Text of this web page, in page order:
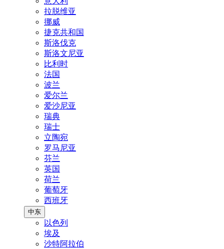
拉脱维亚
挪威
捷克共和国
斯洛伐克
斯洛文尼亚
比利时
法国
波兰
爱尔兰
爱沙尼亚
瑞典
瑞士
立陶宛
罗马尼亚
芬兰
英国
荷兰
葡萄牙
西班牙
中东
以色列
埃及
沙特阿拉伯